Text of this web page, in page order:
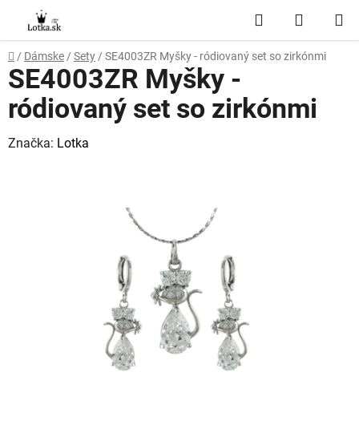
obsah
Hľadať
KOŠÍK
Domov
/ Dámske / Sety / SE4003ZR Myšky - ródiovaný set so zirkónmi
SE4003ZR Myšky -
ródiovaný set so zirkónmi
Značka: Lotka